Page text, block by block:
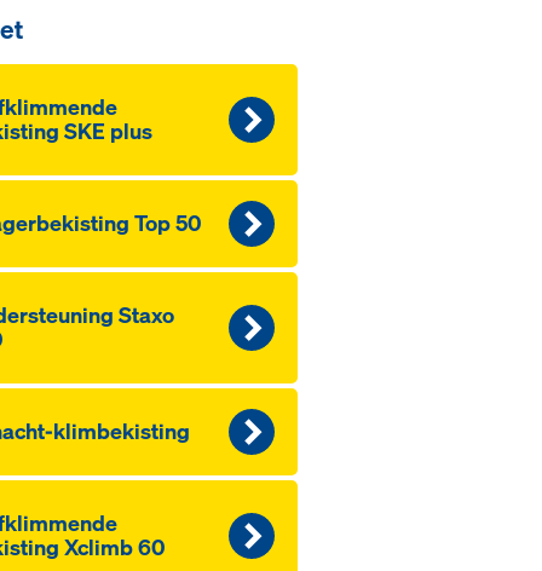
SKE plus
Top 50
Staxo
klimbekisting
Xclimb 60